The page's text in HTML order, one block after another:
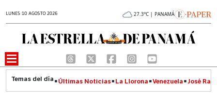
LUNES 10 AGOSTO 2026 27.3°C | PANAMÁ
Últimas Noticias La Llorona Venezuela José